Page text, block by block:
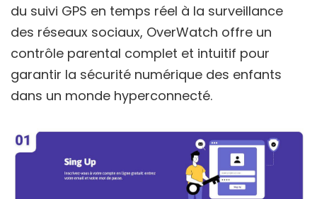
du suivi GPS en temps réel à la surveillance
des réseaux sociaux, OverWatch offre un
contrôle parental complet et intuitif pour
garantir la sécurité numérique des enfants
dans un monde hyperconnecté.